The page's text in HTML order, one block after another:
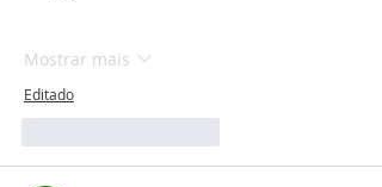
Mostrar mais
Editado